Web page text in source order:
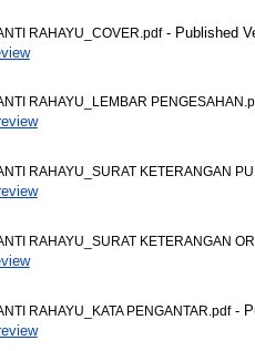
RAHAYU_COVER.pdf- Published
RAHAYU_LEMBAR
RAHAYU_SURAT KETERANGAN
RAHAYU_SURAT KETERANGAN
RAHAYU_KATA PENGANTAR.pdf-